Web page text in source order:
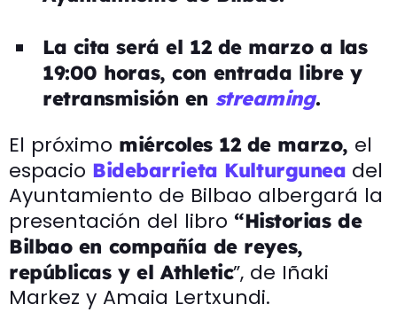
La cita será el 12 de marzo a las
19:00 horas, con entrada libre y
retransmisión en streaming.
El próximo miércoles 12 de marzo, el
espacio Bidebarrieta Kulturgunea del
Ayuntamiento de Bilbao albergará la
presentación del libro “Historias de
Bilbao en compañía de reyes,
repúblicas y el Athletic”, de Iñaki
Markez y Amaia Lertxundi.